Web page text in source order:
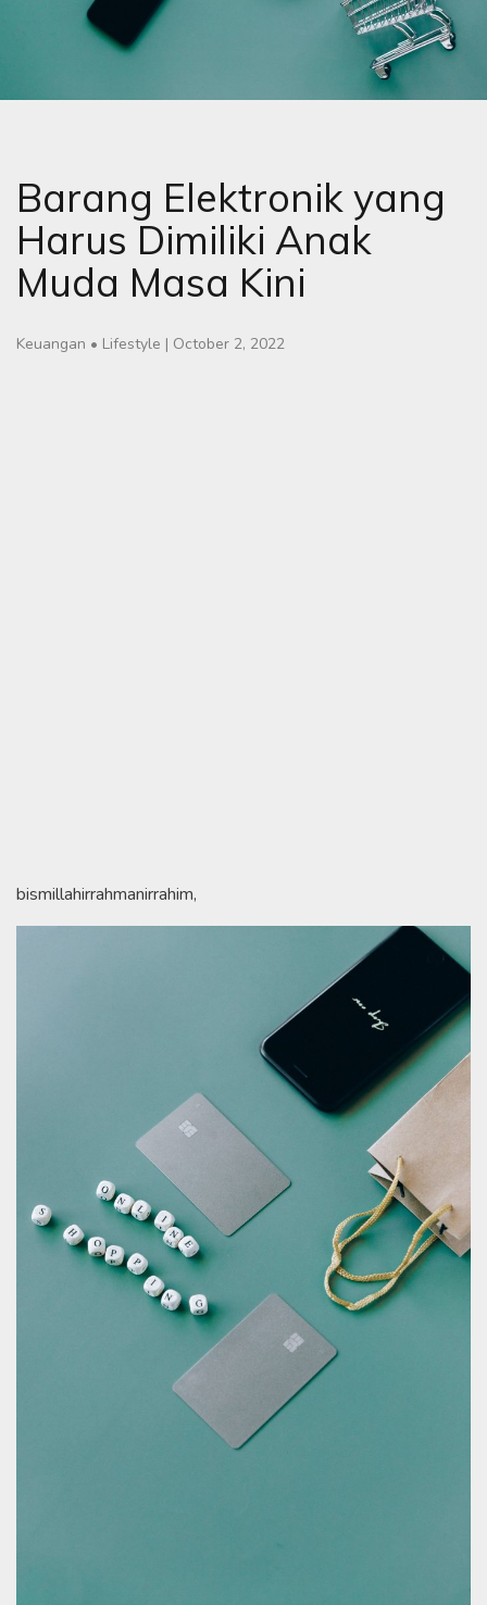
Barang Elektronik yang
Harus Dimiliki Anak
Muda Masa Kini
Keuangan • Lifestyle | October 2, 2022
bismillahirrahmanirrahim,